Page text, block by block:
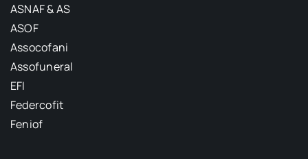
ASNAF & AS
ASOF
Assocofani
Assofuneral
EFI
Federcofit
Feniof